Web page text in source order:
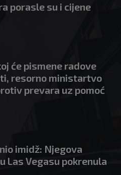
porasle su i cijene
će pismene radove
resorno ministartvo
prevara uz pomoć
imidž: Njegova
Las Vegasu pokrenula